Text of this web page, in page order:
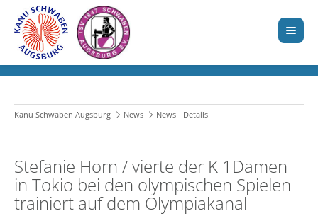
Kanu Schwaben Augsburg News News - Details
Stefanie Horn / vierte der K 1Damen
in Tokio bei den olympischen Spielen
trainiert auf dem Olympiakanal